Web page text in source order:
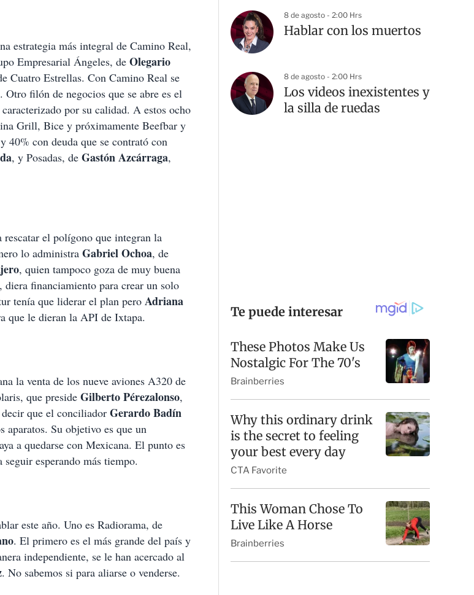
estrategia más integral de Camino Real,
Empresarial Ángeles, de Olegario
Cuatro Estrellas. Con Camino Real se
filón de negocios que se abre es el
caracterizado por su calidad. A estos ocho
Grill, Bice y próximamente Beefbar y
con deuda que se contrató con
, y Posadas, de Gastón Azcárraga,
rescatar el polígono que integran la
lo administra Gabriel Ochoa, de
, quien tampoco goza de muy buena
diera financiamiento para crear un solo
tenía que liderar el plan pero Adriana
que le dieran la API de Ixtapa.
la venta de los nueve aviones A320 de
que preside Gilberto Pérezalonso,
que el conciliador Gerardo Badín
aparatos. Su objetivo es que un
a quedarse con Mexicana. El punto es
seguir esperando más tiempo.
este año. Uno es Radiorama, de
. El primero es el más grande del país y
independiente, se le han acercado al
. No sabemos si para aliarse o venderse.
8 de agosto - 2:00 Hrs
Hablar con los muertos
8 de agosto - 2:00 Hrs
Los videos inexistentes y
la silla de ruedas